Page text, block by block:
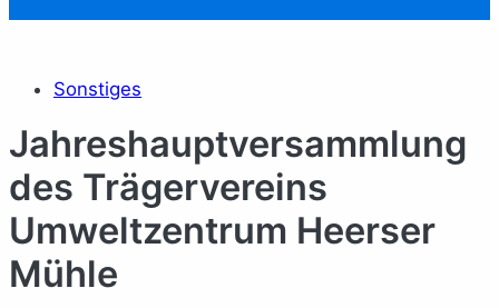
Sonstiges
Jahreshauptversammlung
des Trägervereins
Umweltzentrum Heerser
Mühle